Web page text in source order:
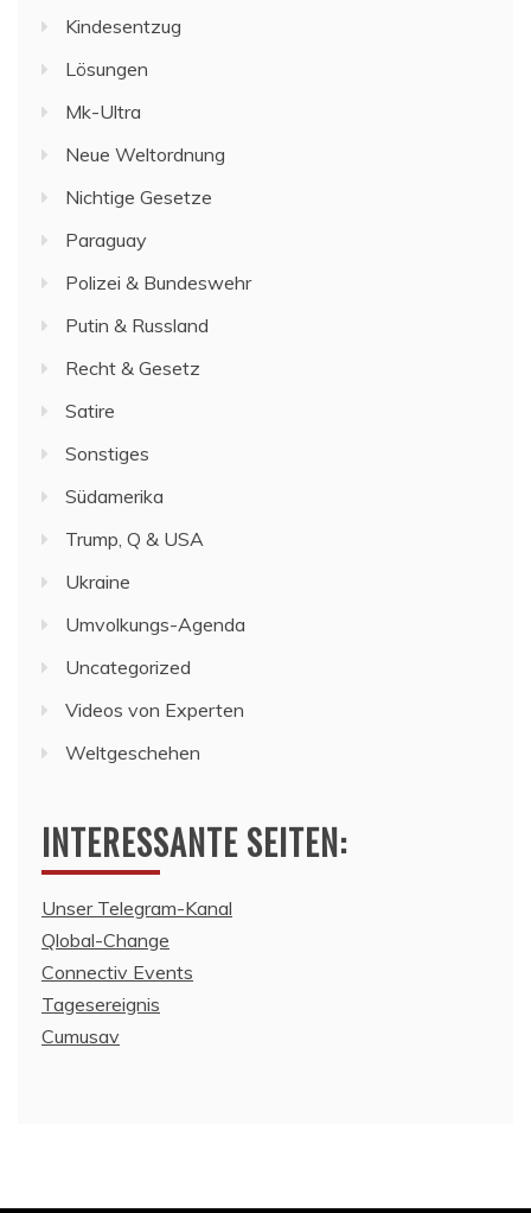
Kindesentzug
Lösungen
Mk-Ultra
Neue Weltordnung
Nichtige Gesetze
Paraguay
Polizei & Bundeswehr
Putin & Russland
Recht & Gesetz
Satire
Sonstiges
Südamerika
Trump, Q & USA
Ukraine
Umvolkungs-Agenda
Uncategorized
Videos von Experten
Weltgeschehen
INTERESSANTE SEITEN:
Unser Telegram-Kanal
Qlobal-Change
Connectiv Events
Tagesereignis
Cumusav